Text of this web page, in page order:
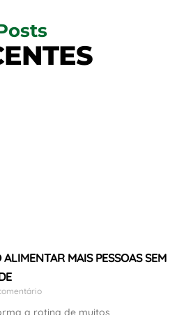
MAIS PESSOAS SEM
a rotina de muitos